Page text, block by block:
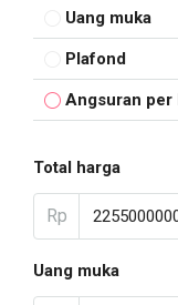
Uang muka
Plafond
Angsuran per
Total harga
Rp
Uang muka